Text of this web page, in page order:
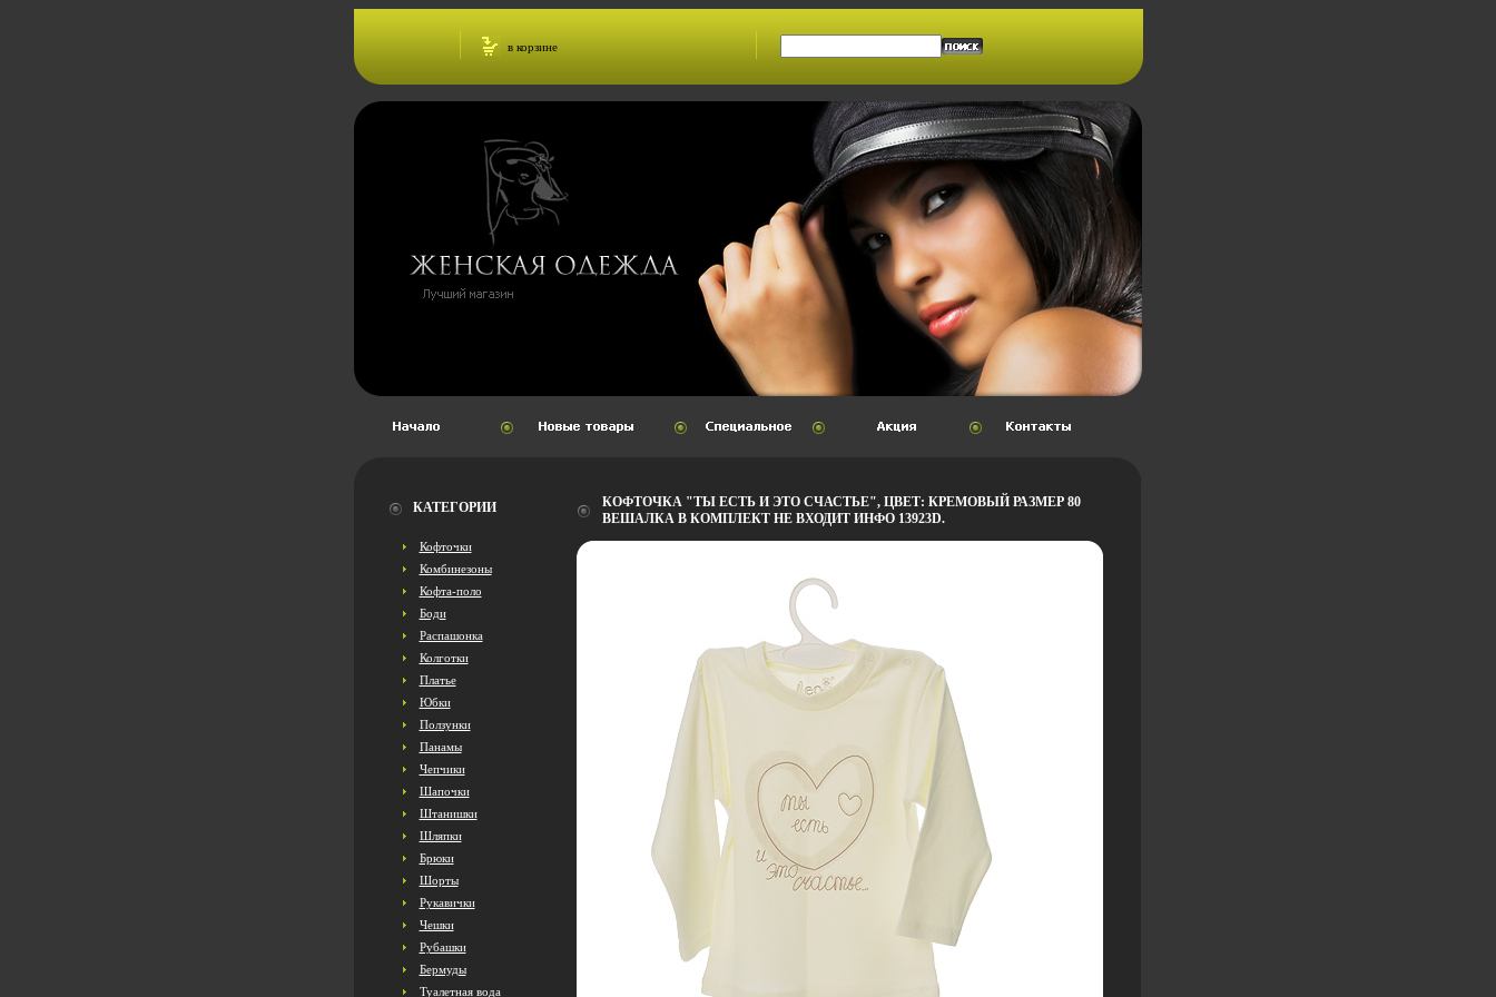
в корзине
КАТЕГОРИИ
Кофточки
Комбинезоны
Кофта-поло
Боди
Распашонка
Колготки
Платье
Юбки
Ползунки
Панамы
Чепчики
Шапочки
Штанишки
Шляпки
Брюки
Шорты
Рукавички
Чешки
Рубашки
Бермуды
Туалетная вода
КОФТОЧКА "ТЫ ЕСТЬ И ЭТО СЧАСТЬЕ", ЦВЕТ: КРЕМОВЫЙ РАЗМЕР 80
ВЕШАЛКА В КОМПЛЕКТ НЕ ВХОДИТ ИНФО 13923D.